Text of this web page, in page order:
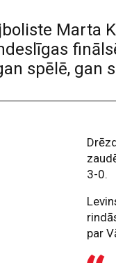
Marta
spēlē, gan
3-0.
par